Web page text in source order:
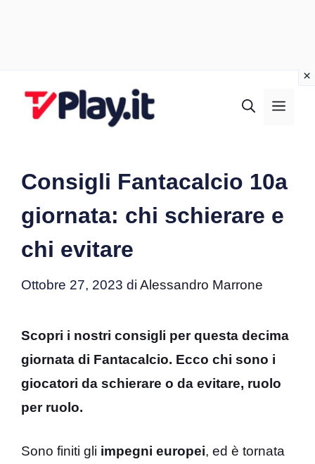
Consigli Fantacalcio 10a
giornata: chi schierare e
chi evitare
Ottobre 27, 2023 di Alessandro Marrone
Scopri i nostri consigli per questa decima
giornata di Fantacalcio. Ecco chi sono i
giocatori da schierare o da evitare, ruolo
per ruolo.
Sono finiti gli impegni europei, ed è tornata